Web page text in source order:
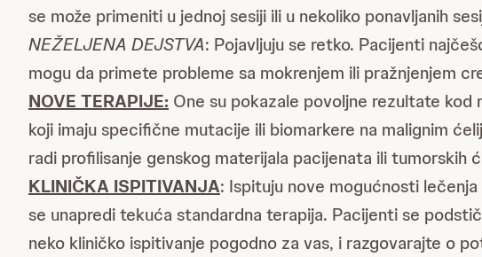
se može primeniti u jednoj sesiji ili u nekoliko ponavljanih
NEŽELJENA DEJSTVA: Pojavljuju se retko. Pacijenti
mogu da primete probleme sa mokrenjem ili pražnjenjem
NOVE TERAPIJE: One su pokazale povoljne rezultate
koji imaju specifične mutacije ili biomarkere na malignim
radi profilisanje genskog materijala pacijenata ili tumorskih
KLINIČKA ISPITIVANJA: Ispituju nove mogućnosti
se unapredi tekuća standardna terapija. Pacijenti se
neko kliničko ispitivanje pogodno za vas, i razgovarajte o